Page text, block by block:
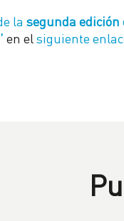
la segunda
en elsiguiente